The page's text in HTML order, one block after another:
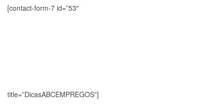
[contact-form-7 id=”53″
title=”DicasABCEMPREGOS”]